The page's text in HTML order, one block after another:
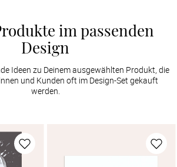
im passenden
Design
Ideen zu Deinem ausgewählten Produkt, die
und Kunden oft im Design-Set gekauft
werden.